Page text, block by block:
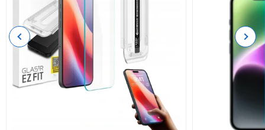
Previous Next